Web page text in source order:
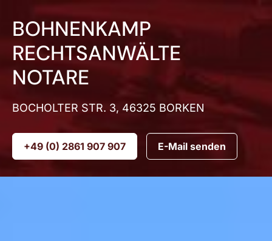
Skip to main navigation
Skip to main content
Skip to page footer
BOHNENKAMP
RECHTSANWÄLTE
NOTARE
BOCHOLTER STR. 3, 46325 BORKEN
+49 (0) 2861 907 907 E-Mail senden